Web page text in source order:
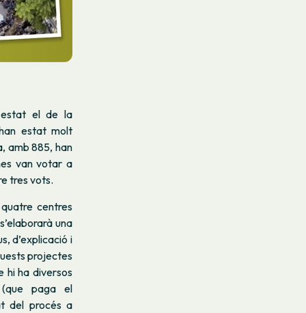
el de la
estat molt
amb 885, han
van votar a
tres vots.
centres
una
d’explicació i
projectes
hi ha diversos
(que paga el
del procés a